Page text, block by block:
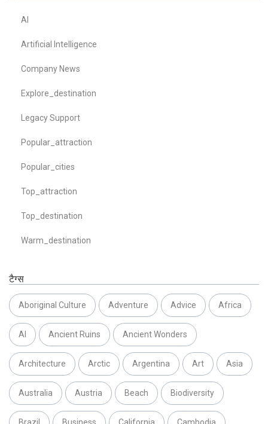
AI
Artificial Intelligence
Company News
Explore_destination
Legacy Support
Popular_attraction
Popular_cities
Top_attraction
Top_destination
Warm_destination
टैग्स
Aboriginal Culture Adventure Advice Africa
AI Ancient Ruins Ancient Wonders
Architecture Arctic Argentina Art Asia
Australia Austria Beach Biodiversity